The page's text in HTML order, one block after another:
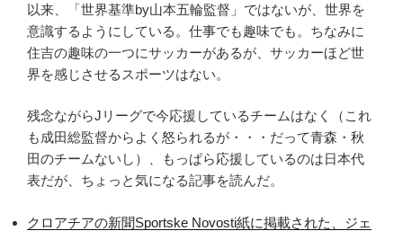
以来、「世界基準by山本五輪監督」ではないが、世界を
意識するようにしている。仕事でも趣味でも。ちなみに
住吉の趣味の一つにサッカーがあるが、サッカーほど世
界を感じさせるスポーツはない。
残念ながらJリーグで今応援しているチームはなく（これ
も成田総監督からよく怒られるが・・・だって青森・秋
田のチームないし）、もっぱら応援しているのは日本代
表だが、ちょっと気になる記事を読んだ。
クロアチアの新聞Sportske Novosti紙に掲載された、ジェ